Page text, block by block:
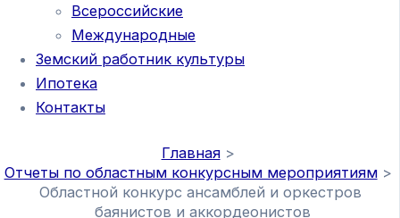
Всероссийские
Международные
Земский работник культуры
Ипотека
Контакты
Главная
Отчеты по областным конкурсным мероприятиям
Областной конкурс ансамблей и оркестров
баянистов и аккордеонистов